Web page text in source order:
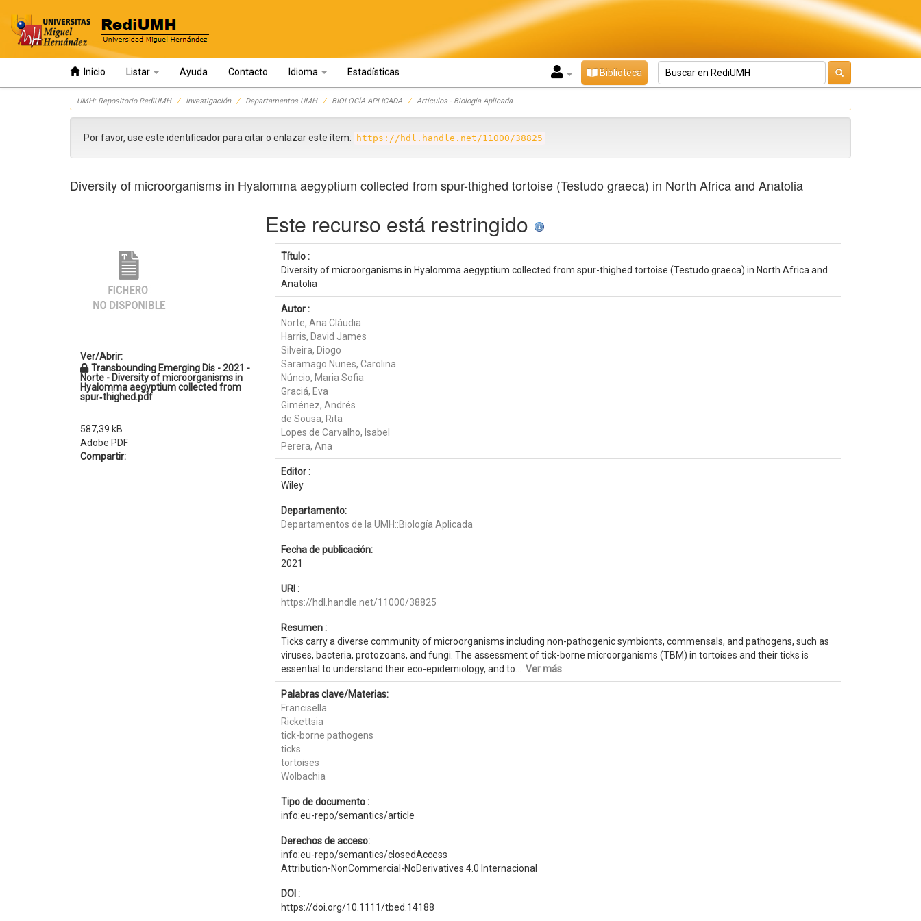
Inicio Listar Ayuda Contacto Idioma Estadísticas Biblioteca
UMH: Repositorio RediUMH Investigación Departamentos UMH BIOLOGÍA APLICADA Artículos - Biología Aplicada
Por favor, use este identificador para citar o enlazar este ítem: https://hdl.handle.net/11000/38825
Diversity of microorganisms in Hyalomma aegyptium collected from spur-thighed tortoise (Testudo graeca) in North Africa and Anatolia
Ver/Abrir:
Transbounding Emerging Dis - 2021 -
Norte - Diversity of microorganisms in
Hyalomma aegyptium collected from
spur‐thighed.pdf
587,39 kB
Adobe PDF
Compartir:
Este recurso está restringido
Título :
Diversity of microorganisms in Hyalomma aegyptium collected from spur-thighed tortoise (Testudo graeca) in North Africa and
Anatolia
Autor :
Norte, Ana Cláudia
Harris, David James
Silveira, Diogo
Saramago Nunes, Carolina
Núncio, Maria Sofia
Graciá, Eva
Giménez, Andrés
de Sousa, Rita
Lopes de Carvalho, Isabel
Perera, Ana
Editor :
Wiley
Departamento:
Departamentos de la UMH::Biología Aplicada
Fecha de publicación:
2021
URI :
https://hdl.handle.net/11000/38825
Resumen :
Ticks carry a diverse community of microorganisms including non-pathogenic symbionts, commensals, and pathogens, such as
viruses, bacteria, protozoans, and fungi. The assessment of tick-borne microorganisms (TBM) in tortoises and their ticks is
essential to understand their eco-epidemiology, and to... Ver más
Palabras clave/Materias:
Francisella
Rickettsia
tick-borne pathogens
ticks
tortoises
Wolbachia
Tipo de documento :
info:eu-repo/semantics/article
Derechos de acceso:
info:eu-repo/semantics/closedAccess
Attribution-NonCommercial-NoDerivatives 4.0 Internacional
DOI :
https://doi.org/10.1111/tbed.14188